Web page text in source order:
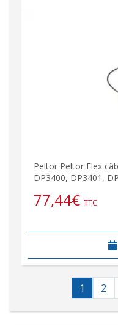
Peltor Peltor Flex
DP3400, DP3401,
77,44€ TTC
1 2